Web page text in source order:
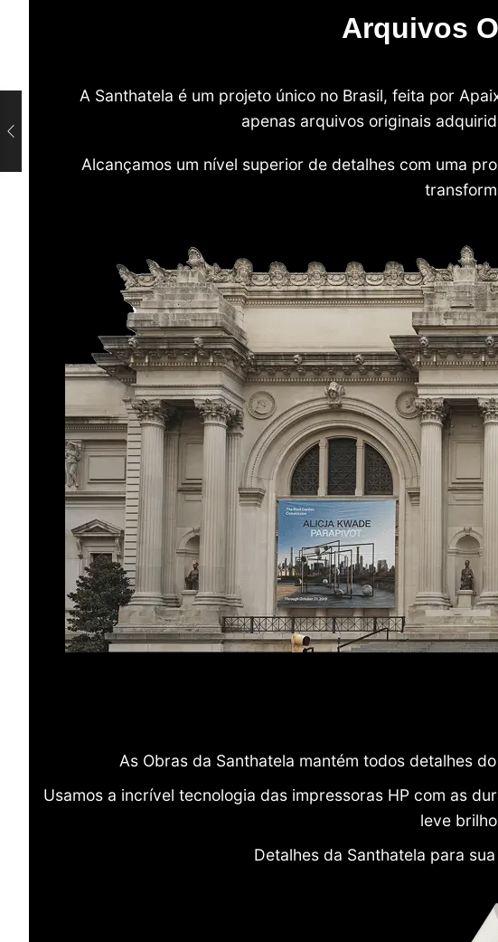
Arquivos
A Santhatela é um projeto único no Brasil, feita por
apenas arquivos originais
Alcançamos um nível superior de detalhes com uma
As Obras da Santhatela mantém todos detalhes
Usamos a incrível tecnologia das impressoras HP com as
leve
Detalhes da Santhatela para